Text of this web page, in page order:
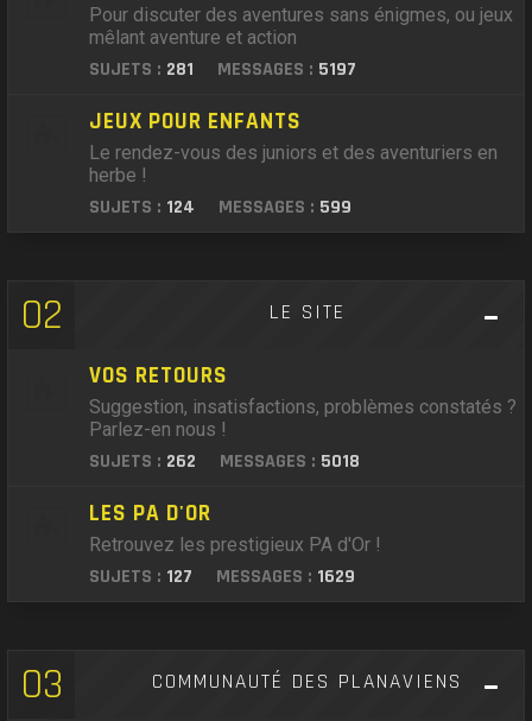
Pour discuter des aventures sans énigmes, ou jeux
mêlant aventure et action
SUJETS : 281 MESSAGES : 5197
JEUX POUR ENFANTS
Le rendez-vous des juniors et des aventuriers en
herbe !
SUJETS : 124 MESSAGES : 599
02 LE SITE
VOS RETOURS
Suggestion, insatisfactions, problèmes constatés ?
Parlez-en nous !
SUJETS : 262 MESSAGES : 5018
LES PA D'OR
Retrouvez les prestigieux PA d'Or !
SUJETS : 127 MESSAGES : 1629
03 COMMUNAUTÉ DES PLANAVIENS